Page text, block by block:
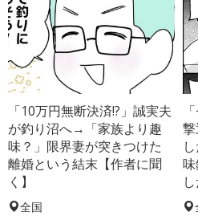
「10万円無断決済!?」誠実夫
が釣り沼へ→「家族より趣
味？」限界妻が突きつけた
離婚という結末【作者に聞
く】
全国